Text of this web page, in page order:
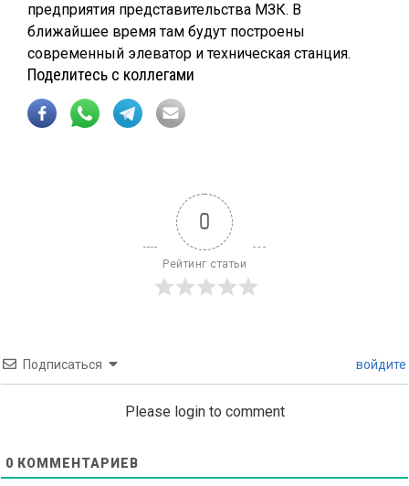
предприятия представительства МЗК. В
ближайшее время там будут построены
современный элеватор и техническая станция.
Поделитесь с коллегами
0
Рейтинг статьи
Подписаться войдите
Please login to comment
0 КОММЕНТАРИЕВ